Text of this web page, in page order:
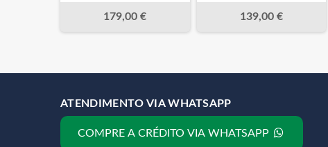
179,00 € 139,00 €
ATENDIMENTO VIA WHATSAPP
COMPRE A CRÉDITO VIA WHATSAPP